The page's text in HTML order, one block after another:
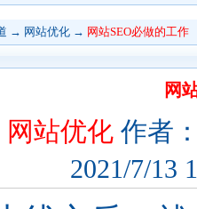
→ 网站优化 → 网站SEO必做的工作
网
网站优化 作者
2021/7/13